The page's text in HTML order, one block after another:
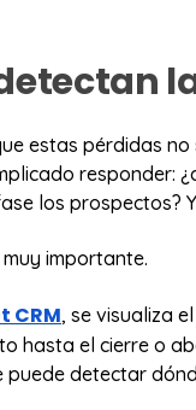
estas pérdidas no
responder:
los prospectos?
importante.
CRM, se visualiza
hasta el cierre o
detectar